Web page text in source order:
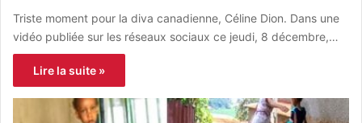
Triste moment pour la diva canadienne, Céline Dion. Dans une
vidéo publiée sur les réseaux sociaux ce jeudi, 8 décembre,…
Lire la suite »